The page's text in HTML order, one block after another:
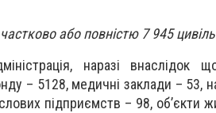
або повністю 7 945
наразі внаслідок
– 5128, медичні заклади – 53,
підприємств – 98, об’єкти